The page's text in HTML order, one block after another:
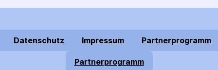
Datenschutz Impressum Partnerprogramm
Partnerprogramm